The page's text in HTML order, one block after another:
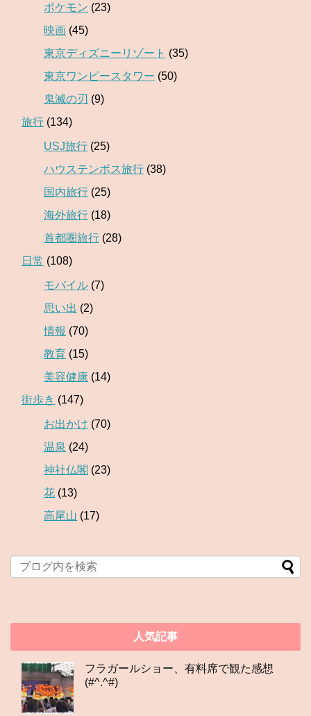
ポケモン (23)
映画 (45)
東京ディズニーリゾート (35)
東京ワンピースタワー (50)
鬼滅の刃 (9)
旅行 (134)
USJ旅行 (25)
ハウステンボス旅行 (38)
国内旅行 (25)
海外旅行 (18)
首都圏旅行 (28)
日常 (108)
モバイル (7)
思い出 (2)
情報 (70)
教育 (15)
美容健康 (14)
街歩き (147)
お出かけ (70)
温泉 (24)
神社仏閣 (23)
花 (13)
高尾山 (17)
人気記事
フラガールショー、有料席で観た感想
(#^.^#)